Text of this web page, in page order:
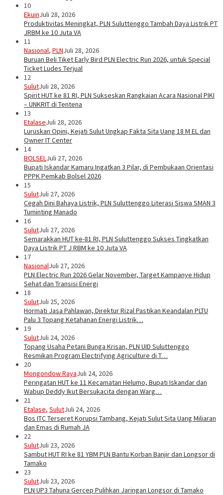
10
EkuinJuli 28, 2026
Produktivitas Meningkat, PLN Suluttenggo Tambah Daya Listrik PT
JRBM ke 10 Juta VA
11
Nasional, PLNJuli 28, 2026
Buruan Beli Tiket Early Bird PLN Electric Run 2026, untuk Special
Ticket Ludes Terjual
12
SulutJuli 28, 2026
Spirit HUT ke 81 RI, PLN Sukseskan Rangkaian Acara Nasional PIKI
– UNKRIT di Tentena
13
EtalaseJuli 28, 2026
Luruskan Opini, Kejati Sulut Ungkap Fakta Sita Uang 18 M EL dan
Owner IT Center
14
BOLSEL Juli 27, 2026
Bupati Iskandar Kamaru Ingatkan 3 Pilar, di Pembukaan Orientasi
PPPK Pemkab Bolsel 2026
15
SulutJuli 27, 2026
Cegah Dini Bahaya Listrik, PLN Suluttenggo Literasi Siswa SMAN 3
Tuminting Manado
16
SulutJuli 27, 2026
Semarakkan HUT ke-81 RI, PLN Suluttenggo Sukses Tingkatkan
Daya Listrik PT J RBM ke 10 Juta VA
17
NasionalJuli 27, 2026
PLN Electric Run 2026 Gelar November, Target Kampanye Hidup
Sehat dan Transisi Energi
18
SulutJuli 25, 2026
Hormati Jasa Pahlawan, Direktur Rizal Pastikan Keandalan PLTU
Palu 3 Topang Ketahanan Energi Listrik…
19
SulutJuli 24, 2026
Topang Usaha Petani Bunga Krisan, PLN UID Suluttenggo
Resmikan Program Electrifying Agriculture di T…
20
Mongondow RayaJuli 24, 2026
Peringatan HUT ke 11 Kecamatan Helumo, Bupati Iskandar dan
Wabup Deddy Ikut Bersukacita dengan Warg…
21
Etalase, SulutJuli 24, 2026
Bos ITC Terseret Korupsi Tambang, Kejati Sulut Sita Uang Miliaran
dan Emas di Rumah JA
22
SulutJuli 23, 2026
Sambut HUT RI ke 81 YBM PLN Bantu Korban Banjir dan Longsor di
Tamako
23
SulutJuli 23, 2026
PLN UP3 Tahuna Gercep Pulihkan Jaringan Longsor di Tamako